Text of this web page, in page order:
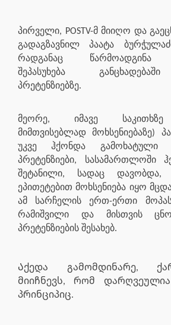
პირველი, POSTV-მ მიიღო და
გადაგზავნილ პაატა
რადგანაც წარმოადგინა
შეპასუხება
პრეტენზიებზე.
მეორე, იმავე
მიმთვისებლად მოხსენიებაზე)
უკვე ჰქონდა გამოხატული
პრეტენზიები, სასამართლოში
შეტანილი, სადაც
ეპითეტებით მოხსენიება იყო
ამ სარჩელის ერთ-ერთი
რამიშვილი და მისთვის
პრეტენზიების შესახებ.
Აქედა გამომდინარე,
მიიჩნევს, რომ
პრინციპიც.